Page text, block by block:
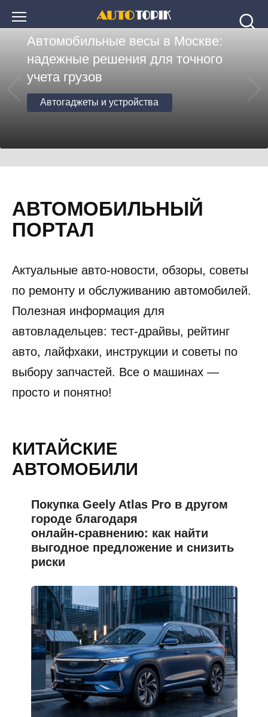
контентуАвтомобильные весы в Москве:
надежные решения для точного
учета грузов
Автогаджеты и устройства
АВТОМОБИЛЬНЫЙ
ПОРТАЛ
Актуальные авто-новости, обзоры, советы
по ремонту и обслуживанию автомобилей.
Полезная информация для
автовладельцев: тест-драйвы, рейтинг
авто, лайфхаки, инструкции и советы по
выбору запчастей. Все о машинах —
просто и понятно!
КИТАЙСКИЕ
АВТОМОБИЛИ
Покупка Geely Atlas Pro в другом
городе благодаря
онлайн‑сравнению: как найти
выгодное предложение и снизить
риски